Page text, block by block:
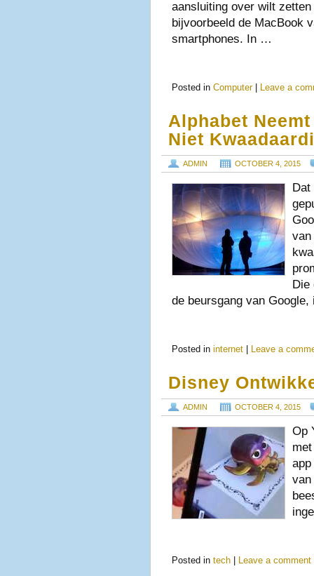
aansluiting over wilt
bijvoorbeeld de MacBook
smartphones. In …
Posted in Computer Leave a
Alphabet
Niet
ADMIN OCTOBER 4, 2015
van
Die
de beursgang van
Posted in internet Leave a
Disney
ADMIN OCTOBER 4, 2015
Op
van
Posted in tech Leave a comment